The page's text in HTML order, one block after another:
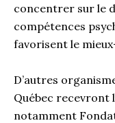
concentrer sur le
compétences
favorisent le
D’autres
Québec recevront
notamment